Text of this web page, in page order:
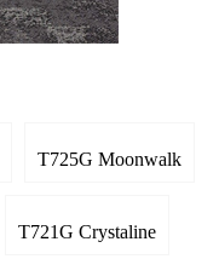
T725G Moonwalk
T721G Crystaline